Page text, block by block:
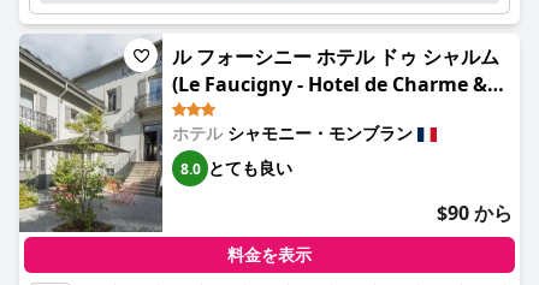
ホテルのWi-Fiは不満の主な原因であり、多くのゲストが、特に客
室でのインターネットアクセスが不安定または利用できないと報
告しています。この分野の改善が提案されています。
駐車場はホテル内と近隣にあり、便利です。スペースの制限やナ
ビゲーションに関する課題を指摘するゲストもいますが、全体的
な印象は、アクセス性とリーズナブルな価格設定に関して肯定的
です。
ラ・クロワ・ブランシュは、広々とした宿泊施設と歓迎的な環境
を提供する、家族向けの施設としても優れており、家族にとって
好ましい選択肢となっています。
ル フォーシニー ホテル ドゥ シャルム
(Le Faucigny - Hotel de Charme &
SPA)
ホテル シャモニー・モンブラン
8.0 とても良い
$90 から
料金を表示